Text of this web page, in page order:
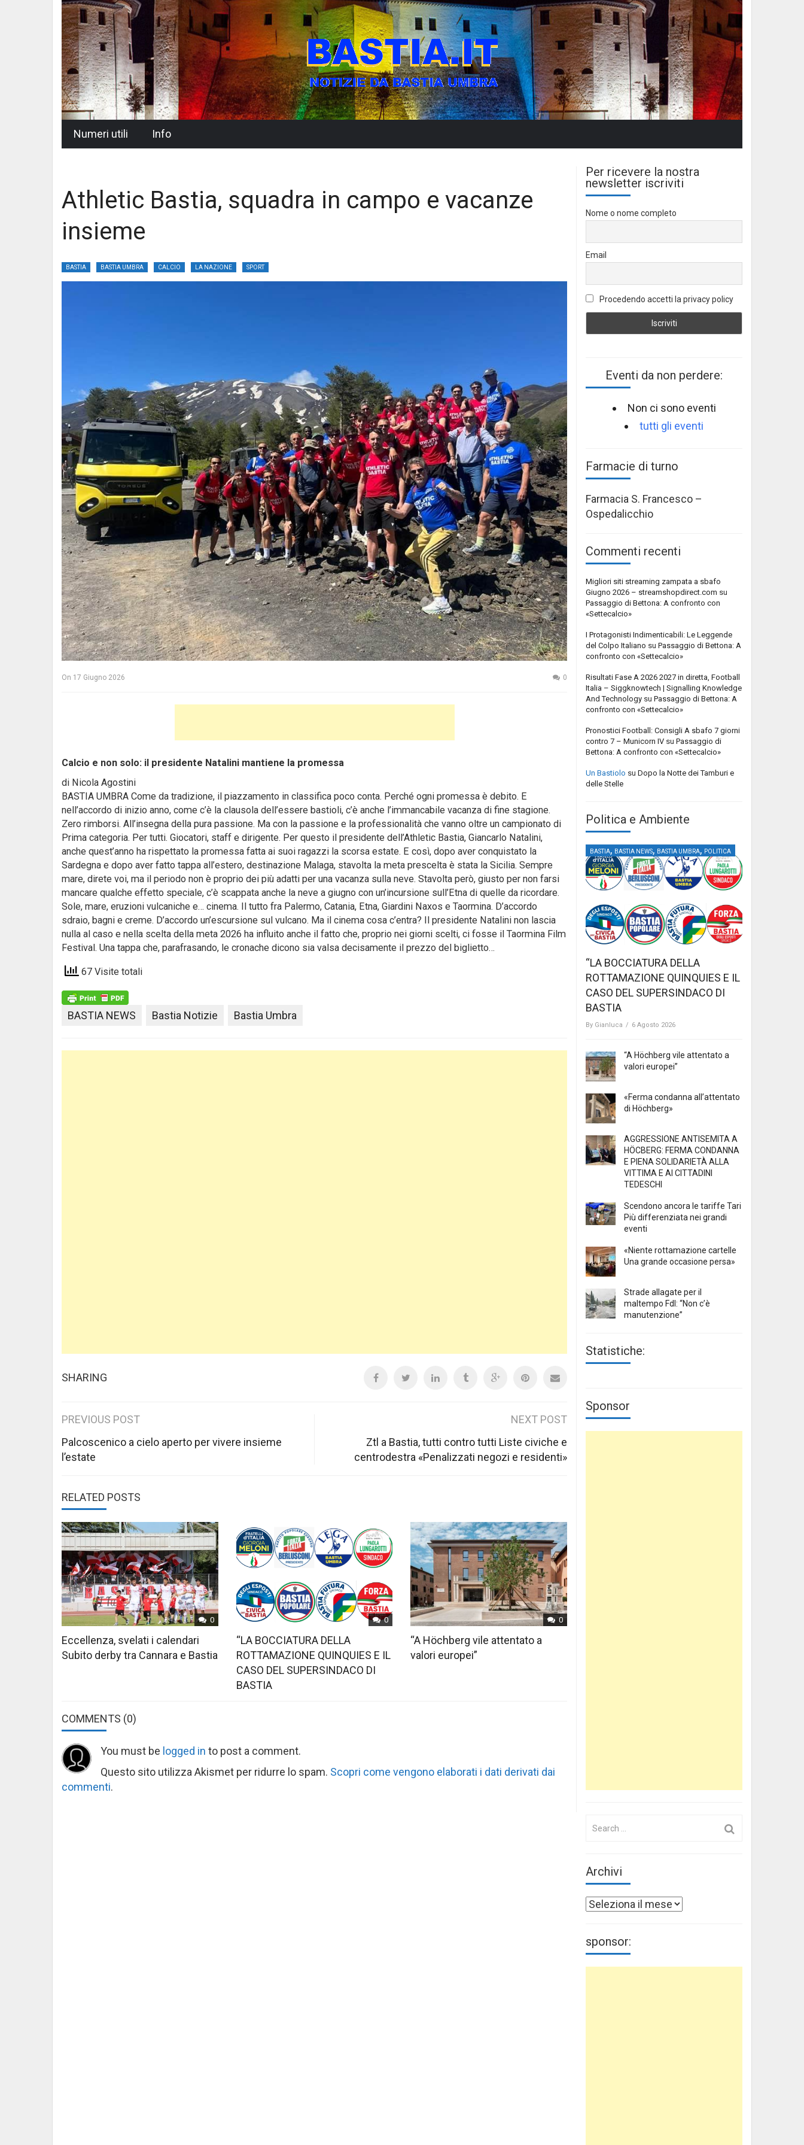
Numeri utili Info
Athletic Bastia, squadra in campo e vacanze
insieme
BASTIA BASTIA UMBRA CALCIO LA NAZIONE SPORT
On 17 Giugno 2026 0
Calcio e non solo: il presidente Natalini mantiene la promessa
di Nicola Agostini
BASTIA UMBRA Come da tradizione, il piazzamento in classifica poco conta. Perché ogni promessa è debito. E
nell’accordo di inizio anno, come c’è la clausola dell’essere bastioli, c’è anche l’immancabile vacanza di fine stagione.
Zero rimborsi. All’insegna della pura passione. Ma con la passione e la professionalità che vanno oltre un campionato di
Prima categoria. Per tutti. Giocatori, staff e dirigente. Per questo il presidente dell’Athletic Bastia, Giancarlo Natalini,
anche quest’anno ha rispettato la promessa fatta ai suoi ragazzi la scorsa estate. E così, dopo aver conquistato la
Sardegna e dopo aver fatto tappa all’estero, destinazione Malaga, stavolta la meta prescelta è stata la Sicilia. Sempre
mare, direte voi, ma il periodo non è proprio dei più adatti per una vacanza sulla neve. Stavolta però, giusto per non farsi
mancare qualche effetto speciale, c’è scappata anche la neve a giugno con un’incursione sull’Etna di quelle da ricordare.
Sole, mare, eruzioni vulcaniche e… cinema. Il tutto fra Palermo, Catania, Etna, Giardini Naxos e Taormina. D’accordo
sdraio, bagni e creme. D’accordo un’escursione sul vulcano. Ma il cinema cosa c’entra? Il presidente Natalini non lascia
nulla al caso e nella scelta della meta 2026 ha influito anche il fatto che, proprio nei giorni scelti, ci fosse il Taormina Film
Festival. Una tappa che, parafrasando, le cronache dicono sia valsa decisamente il prezzo del biglietto…
67 Visite totali
BASTIA NEWS Bastia Notizie Bastia Umbra
SHARING
Post
navigation
PREVIOUS POST
Palcoscenico a cielo aperto per vivere insieme
l’estate
NEXT POST
Ztl a Bastia, tutti contro tutti Liste civiche e
centrodestra «Penalizzati negozi e residenti»
RELATED POSTS
0
Eccellenza, svelati i calendari
Subito derby tra Cannara e Bastia
0
“LA BOCCIATURA DELLA
ROTTAMAZIONE QUINQUIES E IL
CASO DEL SUPERSINDACO DI
BASTIA
0
“A Höchberg vile attentato a
valori europei”
COMMENTS (0)
You must be logged in to post a comment.
Questo sito utilizza Akismet per ridurre lo spam. Scopri come vengono elaborati i dati derivati dai
commenti.
Per ricevere la nostra
newsletter iscriviti
Nome o nome completo
Email
Procedendo accetti la privacy policy
Eventi da non perdere:
Non ci sono eventi
tutti gli eventi
Farmacie di turno
Farmacia S. Francesco –
Ospedalicchio
Commenti recenti
Migliori siti streaming zampata a sbafo
Giugno 2026 – streamshopdirect.com su
Passaggio di Bettona: A confronto con
«Settecalcio»
I Protagonisti Indimenticabili: Le Leggende
del Colpo Italiano su Passaggio di Bettona: A
confronto con «Settecalcio»
Risultati Fase A 2026 2027 in diretta, Football
Italia – Siggknowtech | Signalling Knowledge
And Technology su Passaggio di Bettona: A
confronto con «Settecalcio»
Pronostici Football: Consigli A sbafo 7 giorni
contro 7 – Municorn IV su Passaggio di
Bettona: A confronto con «Settecalcio»
Un Bastiolo su Dopo la Notte dei Tamburi e
delle Stelle
Politica e Ambiente
BASTIA, BASTIA NEWS, BASTIA UMBRA, POLITICA
“LA BOCCIATURA DELLA
ROTTAMAZIONE QUINQUIES E IL
CASO DEL SUPERSINDACO DI
BASTIA
By Gianluca / 6 Agosto 2026
“A Höchberg vile attentato a
valori europei”
«Ferma condanna all’attentato
di Höchberg»
AGGRESSIONE ANTISEMITA A
HÖCBERG: FERMA CONDANNA
E PIENA SOLIDARIETÀ ALLA
VITTIMA E AI CITTADINI
TEDESCHI
Scendono ancora le tariffe Tari
Più differenziata nei grandi
eventi
«Niente rottamazione cartelle
Una grande occasione persa»
Strade allagate per il
maltempo FdI: “Non c’è
manutenzione”
Statistiche:
Sponsor
Archivi
Archivi
sponsor: